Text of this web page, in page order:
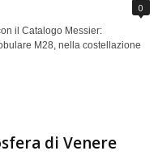
0
il Catalogo Messier:
M28, nella costellazione
di Venere